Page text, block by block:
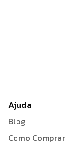
Ajuda
Blog
Como Comprar